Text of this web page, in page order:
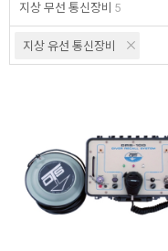
지상 무선 통신장비 5
지상 유선 통신장비